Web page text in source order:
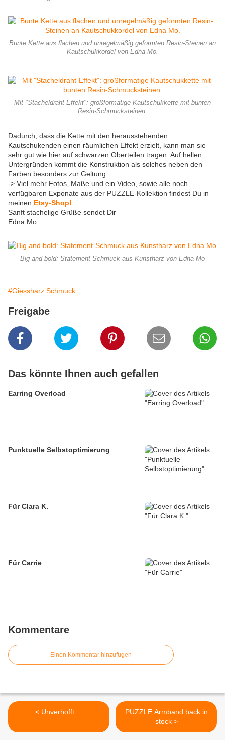
Bunte Kette aus flachen und unregelmäßig geformten Resin-Steinen an
Kautschukkordel von Edna Mo.
Mit "Stacheldraht-Effekt": großformatige Kautschukkette mit bunten
Resin-Schmucksteinen.
Dadurch, dass die Kette mit den herausstehenden
Kautschukenden einen räumlichen Effekt erzielt, kann man sie
sehr gut wie hier auf schwarzen Oberteilen tragen. Auf hellen
Untergründen kommt die Konstruktion als solches neben den
Farben besonders zur Geltung.
-> Viel mehr Fotos, Maße und ein Video, sowie alle noch
verfügbaren Exponate aus der PUZZLE-Kollektion findest Du in
meinen Etsy-Shop!
Sanft stachelige Grüße sendet Dir
Edna Mo
Big and bold: Statement-Schmuck aus Kunstharz von Edna Mo
#Giessharz Schmuck
Freigabe
Das könnte Ihnen auch gefallen
Earring Overload
Punktuelle Selbstoptimierung
Für Clara K.
Für Carrie
Kommentare
Einen Kommentar hinzufügen
< Unverhofft ...
PUZZLE Armband back in
stock >